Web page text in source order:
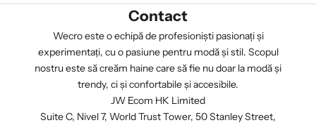
Contact
Wecro este o echipă de profesioniști pasionați și
experimentați, cu o pasiune pentru modă și stil. Scopul
nostru este să creăm haine care să fie nu doar la modă și
trendy, ci și confortabile și accesibile.
JW Ecom HK Limited
Suite C, Nivel 7, World Trust Tower, 50 Stanley Street,